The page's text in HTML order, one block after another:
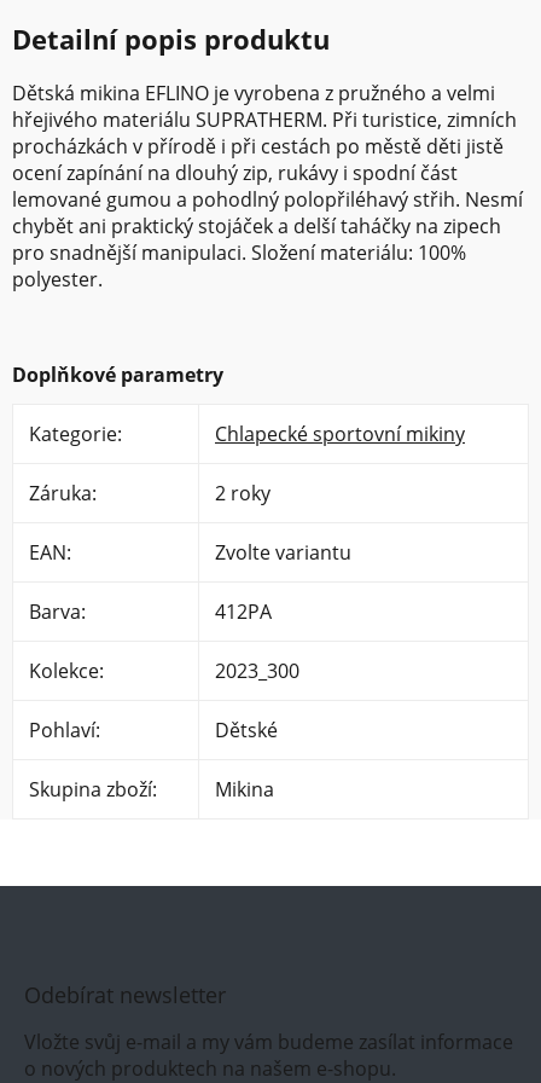
Detailní popis produktu
Dětská mikina EFLINO je vyrobena z pružného a velmi
hřejivého materiálu SUPRATHERM. Při turistice, zimních
procházkách v přírodě i při cestách po městě děti jistě
ocení zapínání na dlouhý zip, rukávy i spodní část
lemované gumou a pohodlný polopřiléhavý střih. Nesmí
chybět ani praktický stojáček a delší taháčky na zipech
pro snadnější manipulaci. Složení materiálu: 100%
polyester.
Doplňkové parametry
Kategorie: Chlapecké sportovní mikiny
Záruka: 2 roky
EAN: Zvolte variantu
Barva: 412PA
Kolekce: 2023_300
Pohlaví: Dětské
Skupina zboží: Mikina
Odebírat newsletter
Vložte svůj e-mail a my vám budeme zasílat informace
o nových produktech na našem e-shopu.